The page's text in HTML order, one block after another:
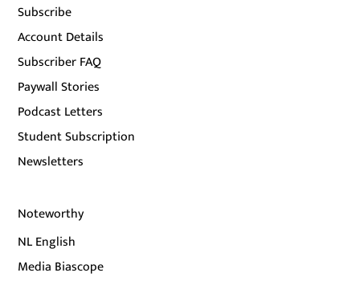
Subscribe
Account Details
Subscriber FAQ
Paywall Stories
Podcast Letters
Student Subscription
Newsletters
Noteworthy
NL English
Media Biascope